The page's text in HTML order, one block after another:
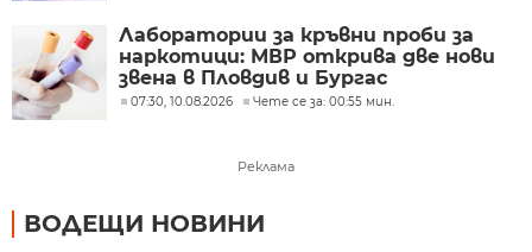
Лаборатории за кръвни проби за
наркотици: МВР открива две нови
звена в Пловдив и Бургас
07:30, 10.08.2026 Чете се за: 00:55 мин.
Реклама
ВОДЕЩИ НОВИНИ